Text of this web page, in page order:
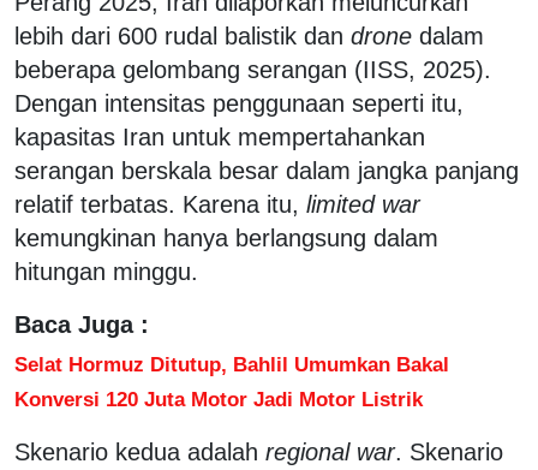
lebih dari 600 rudal balistik dan drone dalam
beberapa gelombang serangan (IISS, 2025).
Dengan intensitas penggunaan seperti itu,
kapasitas Iran untuk mempertahankan
serangan berskala besar dalam jangka panjang
relatif terbatas. Karena itu, limited war
kemungkinan hanya berlangsung dalam
hitungan minggu.
Baca Juga :
Selat Hormuz Ditutup, Bahlil Umumkan Bakal
Konversi 120 Juta Motor Jadi Motor Listrik
Skenario kedua adalah regional war. Skenario